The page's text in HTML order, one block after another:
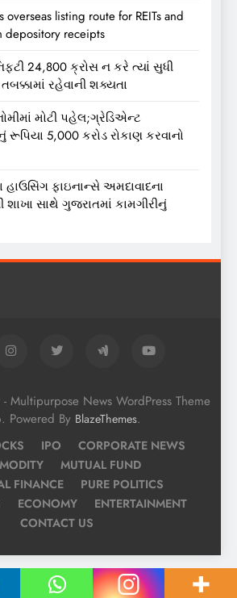
overseas listing route for REITs and
depository receipts
24,800 ક્રોસ ન કરે ત્યાં સુધી
રહેવાની શક્યતા
મોટી પહેલ;ગ્રેડિએન્ટ
5,000 કરોડ રોકાણ કરવાનો
હાઉસિંગ ફાઇનાન્સે અમદાવાદના
શાખા સાથે ગુજરાતમાં કામગીરીનું
Multipurpose News WordPress Theme
Powered By BlazeThemes.
IPO
CORPORATE NEWS
MUTUAL FUND
FINANCE
PURE POLITICS
ECONOMY
ENTERTAINMENT
CONTACT US